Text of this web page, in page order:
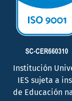
Institución
IES sujeta a
de Educación